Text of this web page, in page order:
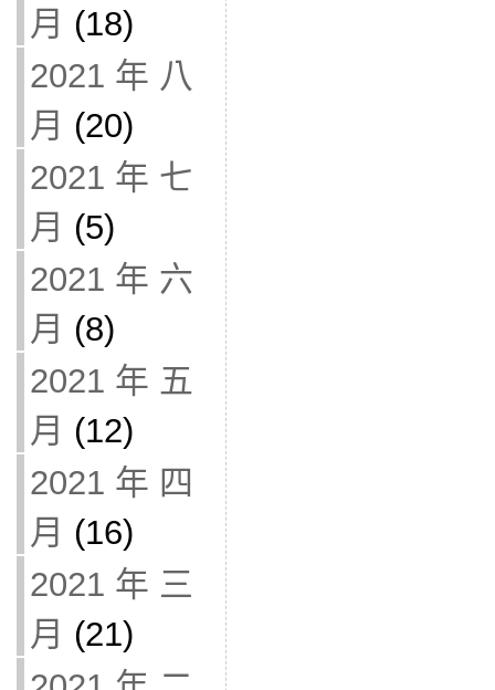
月 (18)
2021 年 八
月 (20)
2021 年 七
月 (5)
2021 年 六
月 (8)
2021 年 五
月 (12)
2021 年 四
月 (16)
2021 年 三
月 (21)